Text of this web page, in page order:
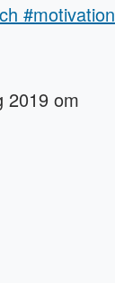
#motivation
2019 om